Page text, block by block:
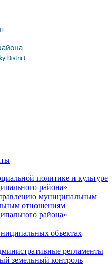
политике и культуре
района»
муниципальным
отношениям
района»
объектах
регламенты
земельный контроль